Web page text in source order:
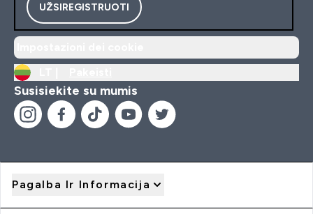
UŽSIREGISTRUOTI
Susisiekite su mumis
Pagalba Ir Informacija